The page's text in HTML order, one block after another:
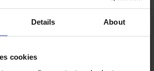
Details About
cookies